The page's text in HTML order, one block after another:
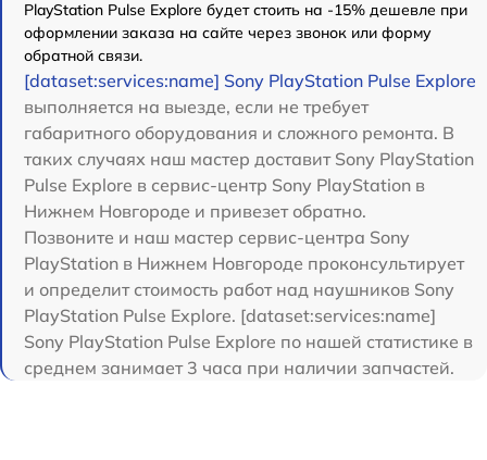
PlayStation Pulse Explore будет стоить на -15% дешевле при
оформлении заказа на сайте через звонок или форму
обратной связи.
[dataset:services:name] Sony PlayStation Pulse Explore
выполняется на выезде, если не требует
габаритного оборудования и сложного ремонта. В
таких случаях наш мастер доставит Sony PlayStation
Pulse Explore в сервис-центр Sony PlayStation в
Нижнем Новгороде и привезет обратно.
Позвоните и наш мастер сервис-центра Sony
PlayStation в Нижнем Новгороде проконсультирует
и определит стоимость работ над наушников Sony
PlayStation Pulse Explore. [dataset:services:name]
Sony PlayStation Pulse Explore по нашей статистике в
среднем занимает 3 часа при наличии запчастей.